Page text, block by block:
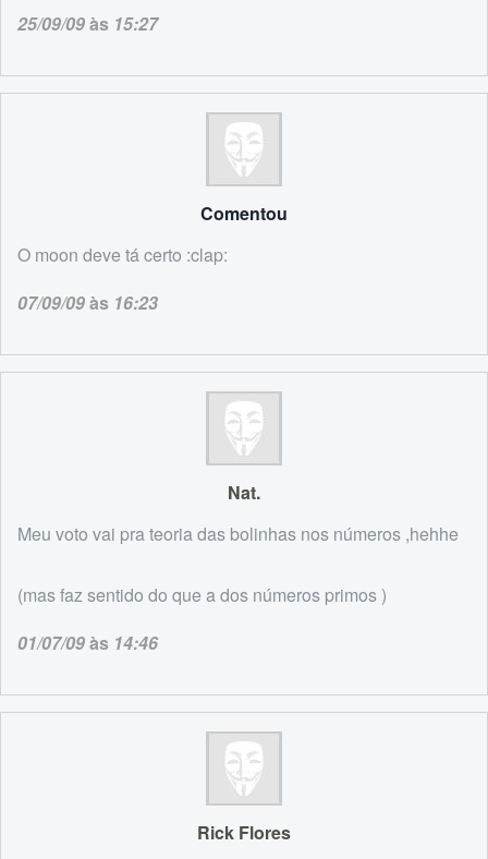
25/09/09às 15:27
Comentou
O moon deve tá certo :clap:
07/09/09às 16:23
Nat.
Meu voto vai pra teoria das bolinhas nos números ,hehhe
(mas faz sentido do que a dos números primos )
01/07/09às 14:46
Rick Flores